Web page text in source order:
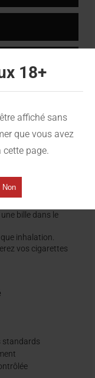
avec une
de goûts fruités et
bille dans le
inhalation.
vos cigarettes
standards
18+
affiché sans
que vous avez
cette page.
Non